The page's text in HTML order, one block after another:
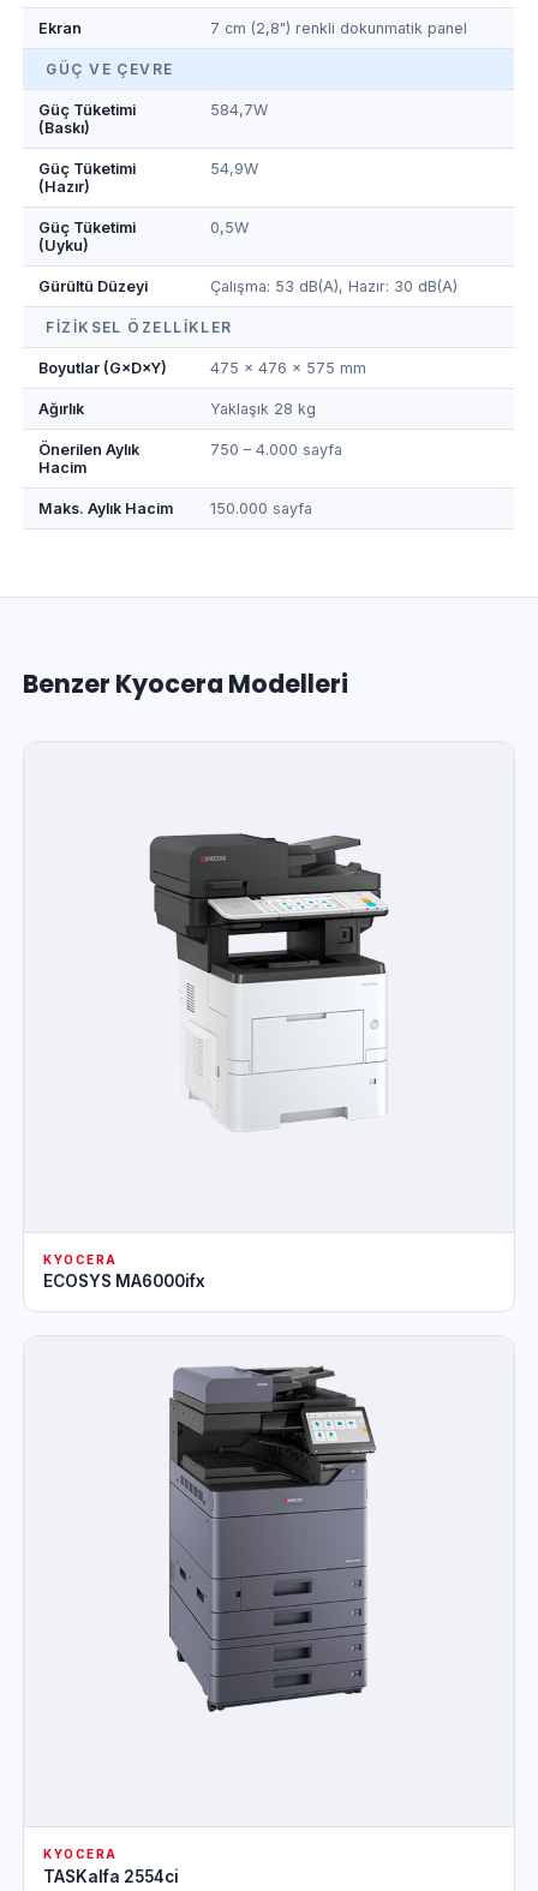
Ekran 7 cm (2,8") renkli dokunmatik panel
GÜÇ VE ÇEVRE
Güç Tüketimi
(Baskı)
584,7W
Güç Tüketimi
(Hazır)
54,9W
Güç Tüketimi
(Uyku)
0,5W
Gürültü Düzeyi Çalışma: 53 dB(A), Hazır: 30 dB(A)
FIZIKSEL ÖZELLIKLER
Boyutlar (G×D×Y) 475 × 476 × 575 mm
Ağırlık Yaklaşık 28 kg
Önerilen Aylık
Hacim
750 – 4.000 sayfa
Maks. Aylık Hacim 150.000 sayfa
Benzer Kyocera Modelleri
KYOCERA
ECOSYS MA6000ifx
KYOCERA
TASKalfa 2554ci